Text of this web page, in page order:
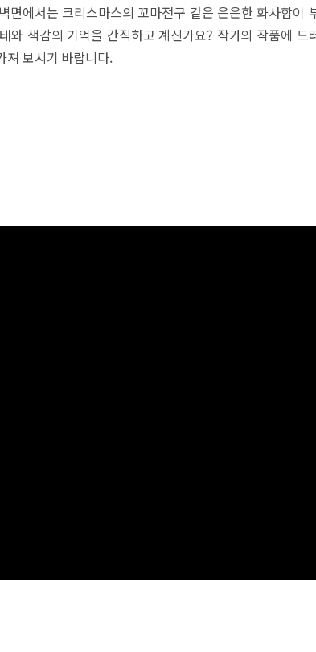
면에서는 크리스마스의 꼬마전구 같은 은은한 화사함이
와 색감의 기억을 간직하고 계신가요? 작가의 작품에 드
져 보시기 바랍니다.